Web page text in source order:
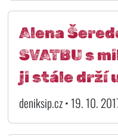
Alena
SVATBU s
ji stále drží
deniksip.cz • 19. 10.